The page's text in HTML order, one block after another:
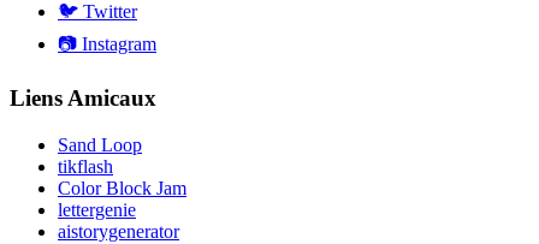
🐦 Twitter
📷 Instagram
Liens Amicaux
Sand Loop
tikflash
Color Block Jam
lettergenie
aistorygenerator